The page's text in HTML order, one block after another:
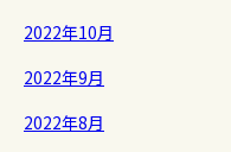
2022年10月
2022年9月
2022年8月